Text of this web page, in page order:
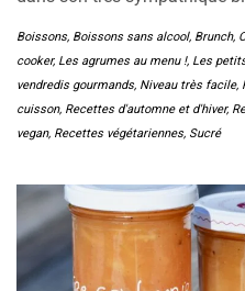
Boissons, Boissons sans alcool, Brunch,
cooker, Les agrumes au menu !, Les
vendredis gourmands, Niveau très facile,
cuisson, Recettes d'automne et d'hiver,
vegan, Recettes végétariennes, Sucré